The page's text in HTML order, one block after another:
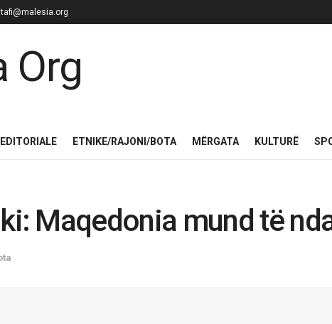
ETNIKE/RAJONI/BOTA MËRGATA KULTURË
Maqedonia mund të